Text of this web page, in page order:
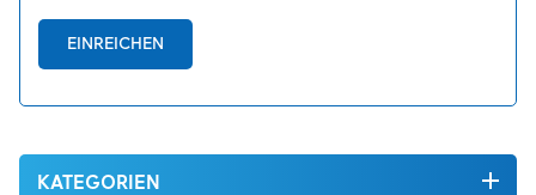
EINREICHEN
KATEGORIEN